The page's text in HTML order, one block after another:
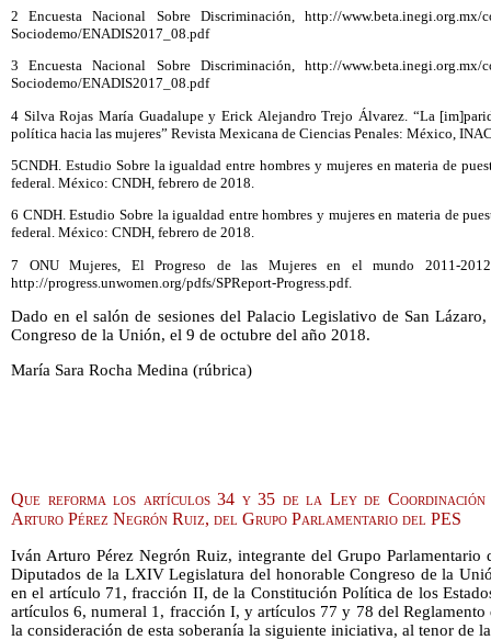
2 Encuesta Nacional Sobre Discriminación, http://www.beta.inegi.org.mx/
Sociodemo/ENADIS2017_08.pdf
3 Encuesta Nacional Sobre Discriminación, http://www.beta.inegi.org.mx/
Sociodemo/ENADIS2017_08.pdf
4 Silva Rojas María Guadalupe y Erick Alejandro Trejo Álvarez. “La
política hacia las mujeres” Revista Mexicana de Ciencias Penales: México,
5CNDH. Estudio Sobre la igualdad entre hombres y mujeres en materia de
federal. México: CNDH, febrero de 2018.
6 CNDH. Estudio Sobre la igualdad entre hombres y mujeres en materia de
federal. México: CNDH, febrero de 2018.
7 ONU Mujeres, El Progreso de las Mujeres en el mundo 2011-
http://progress.unwomen.org/pdfs/SPReport-Progress.pdf.
Dado en el salón de sesiones del Palacio Legislativo de San
Congreso de la Unión, el 9 de octubre del año 2018.
María Sara Rocha Medina (rúbrica)
Que reforma los artículos 34 y 35 de la Ley de
Arturo Pérez Negrón Ruiz, del Grupo Parlamentario del PES
Iván Arturo Pérez Negrón Ruiz, integrante del Grupo Parlamentario
Diputados de la LXIV Legislatura del honorable Congreso de la
en el artículo 71, fracción II, de la Constitución Política de los
artículos 6, numeral 1, fracción I, y artículos 77 y 78 del Reglamento
la consideración de esta soberanía la siguiente iniciativa, al tenor de